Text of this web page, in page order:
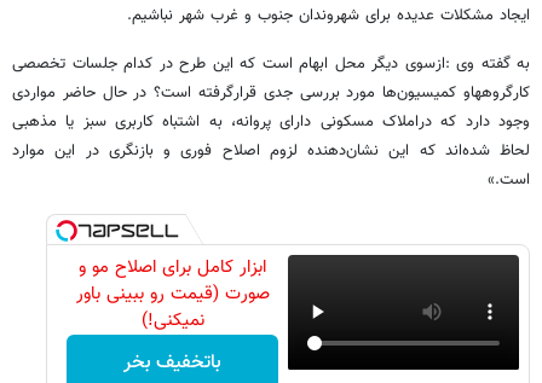
ایجاد مشکلات عدیده برای شهروندان جنوب و غرب شهر نباشیم.
به گفته وی :ازسوی دیگر محل ابهام است که این طرح در کدام جلسات تخصصی
کارگروههاو کمیسیون‌ها مورد بررسی جدی قرارگرفته است؟ در حال حاضر مواردی
وجود دارد که دراملاک مسکونی دارای پروانه، به اشتباه کاربری سبز یا مذهبی
لحاظ شده‌اند که این نشان‌دهنده لزوم اصلاح فوری و بازنگری در این موارد
است.»
ابزار کامل برای اصلاح مو و
صورت (قیمت رو ببینی باور
نمیکنی!)
باتخفیف بخر